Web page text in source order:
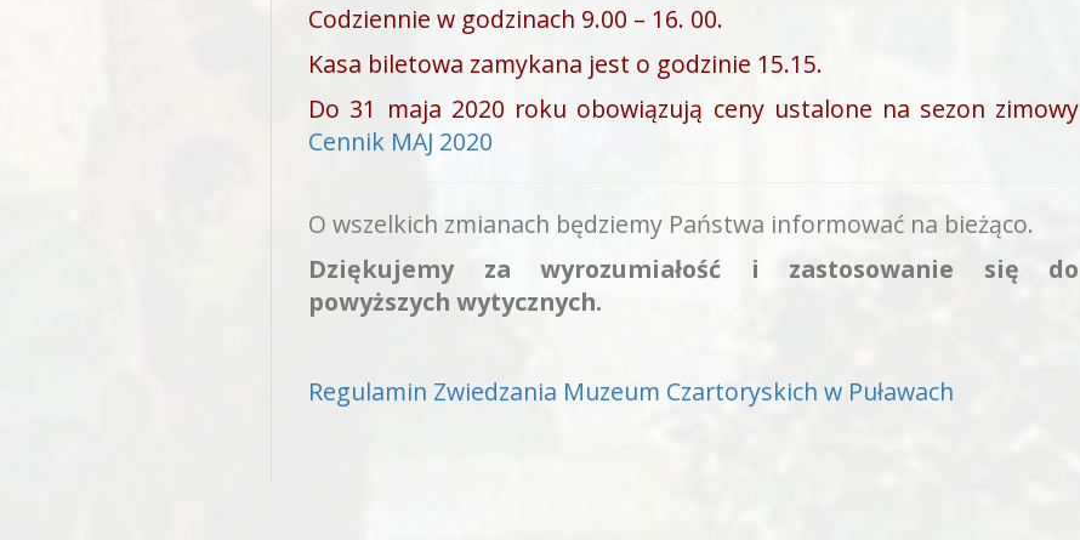
Codziennie w godzinach 9.00 – 16. 00.
Kasa biletowa zamykana jest o godzinie 15.15.
Do 31 maja 2020 roku obowiązują ceny ustalone na sezon zimowy
Cennik MAJ 2020
O wszelkich zmianach będziemy Państwa informować na bieżąco.
Dziękujemy za wyrozumiałość i zastosowanie się do
powyższych wytycznych.
Regulamin Zwiedzania Muzeum Czartoryskich w Puławach